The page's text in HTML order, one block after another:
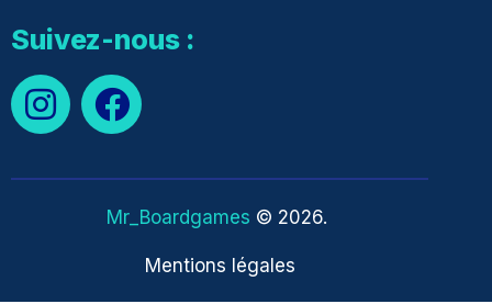
Suivez-nous :
Mr_Boardgames © 2026.
Mentions légales